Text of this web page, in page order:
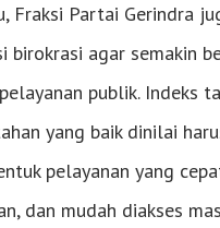
Fraksi Partai Gerindra
birokrasi agar semakin
publik. Indeks
yang baik dinilai
pelayanan yang
dan mudah diakses